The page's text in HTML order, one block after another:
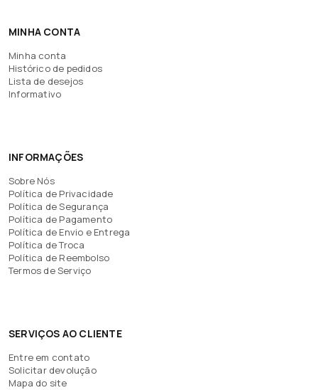
MINHA CONTA
Minha conta
Histórico de pedidos
Lista de desejos
Informativo
INFORMAÇÕES
Sobre Nós
Política de Privacidade
Política de Segurança
Política de Pagamento
Política de Envio e Entrega
Política de Troca
Política de Reembolso
Termos de Serviço
SERVIÇOS AO CLIENTE
Entre em contato
Solicitar devolução
Mapa do site